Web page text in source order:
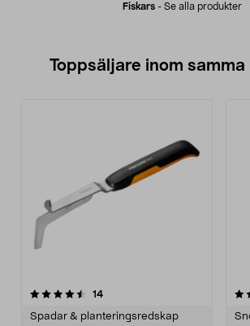
Fiskars- Se alla produkter
Toppsäljare inom
14recensioner
Spadar & planteringsredskap
4.5 av 5 stjärnor